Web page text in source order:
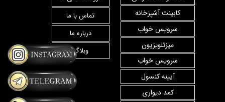
تماس با ما
درباره ما
وبلاگ
کابینت آشپزخانه
سرویس خواب
میزتلویزیون
سرویس خواب
آیینه کنسول
کمد دیواری